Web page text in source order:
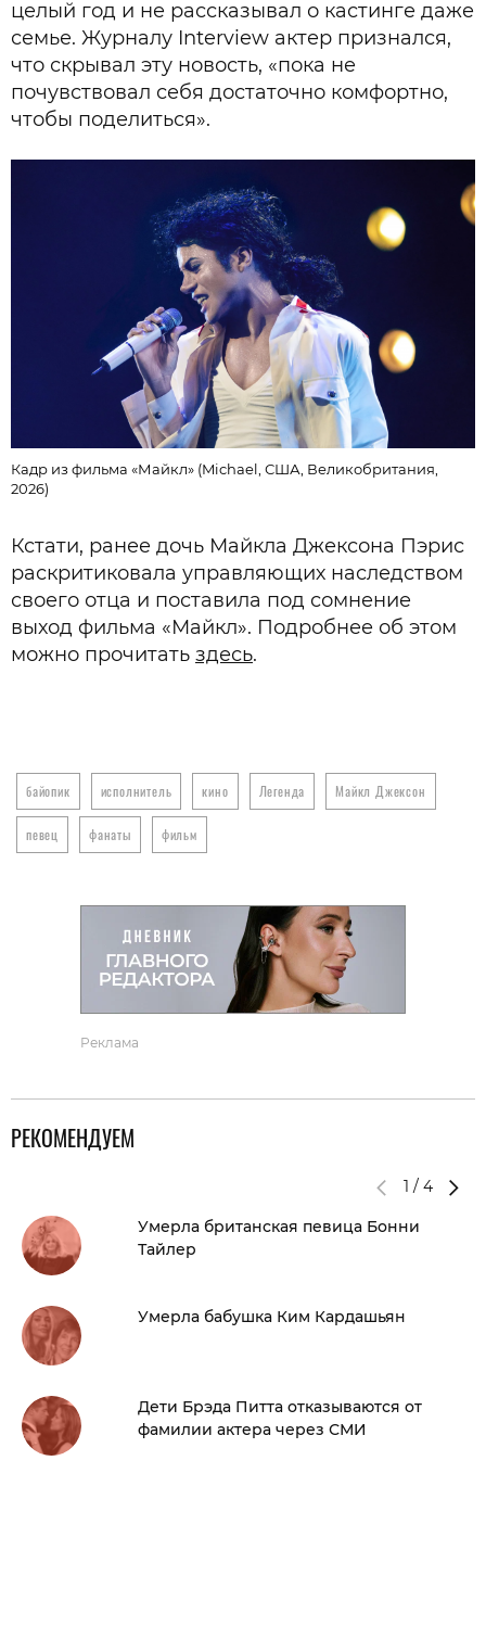
целый год и не рассказывал о кастинге даже
семье. Журналу Interview актер признался,
что скрывал эту новость, «пока не
почувствовал себя достаточно комфортно,
чтобы поделиться».
Кадр из фильма «Майкл» (Michael, США, Великобритания,
2026)
Кстати, ранее дочь Майкла Джексона Пэрис
раскритиковала управляющих наследством
своего отца и поставила под сомнение
выход фильма «Майкл». Подробнее об этом
можно прочитать здесь.
байопик исполнитель кино Легенда Майкл Джексон
певец фанаты фильм
Реклама
РЕКОМЕНДУЕМ
1 / 4
Умерла британская певица Бонни
Тайлер
Умерла бабушка Ким Кардашьян
Дети Брэда Питта отказываются от
фамилии актера через СМИ